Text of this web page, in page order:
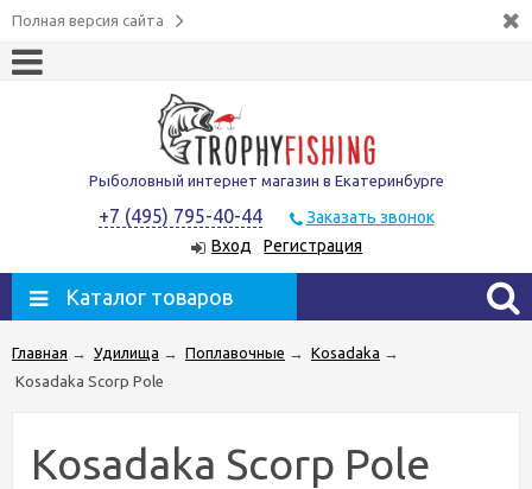
Полная версия сайта
Рыболовный интернет магазин в Екатеринбурге
+7 (495) 795-40-44
Заказать звонок
Вход
Регистрация
Каталог товаров
Главная → Удилища → Поплавочные → Kosadaka →
Kosadaka Scorp Pole
Kosadaka Scorp Pole